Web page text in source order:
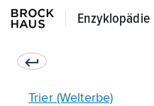
Enzyklopädie
Enzyklopädie
Trier (Welterbe)